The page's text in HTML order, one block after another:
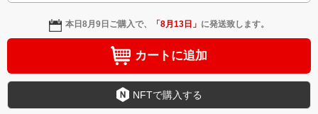
本日8月9日 ご購入で、 「8月13日 」 に発送致します。
カートに追加
NFTで購入する